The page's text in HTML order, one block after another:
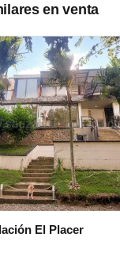
en venta
El Placer